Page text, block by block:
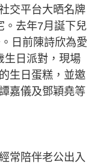
交平台大晒名牌
。去年7月誕下兒
日前陳詩欣為愛
生日派對，現場
生日蛋糕，並邀
嘉儀及鄧穎堯等
常陪伴老公出入